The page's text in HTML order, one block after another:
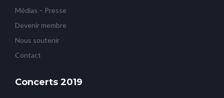
Médias – Presse
Devenir membre
Nous soutenir
Contact
Concerts 2019